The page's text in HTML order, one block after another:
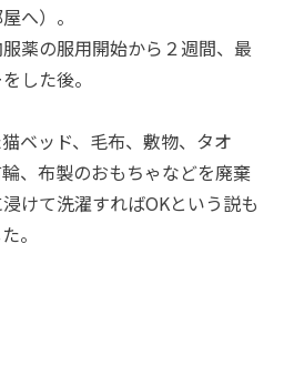
へ）。
薬の服用開始から２週間、最
した後。
ベッド、毛布、敷物、タオ
、布製のおもちゃなどを廃棄
けて洗濯すればOKという説も
。